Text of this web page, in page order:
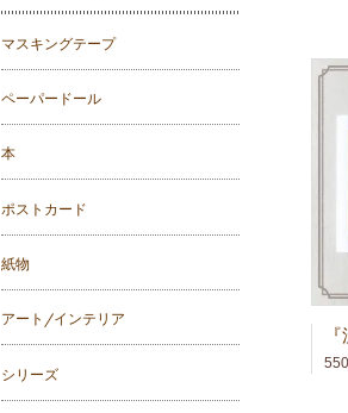
マスキングテープ
ペーパードール
本
ポストカード
紙物
アート/インテリア
シリーズ